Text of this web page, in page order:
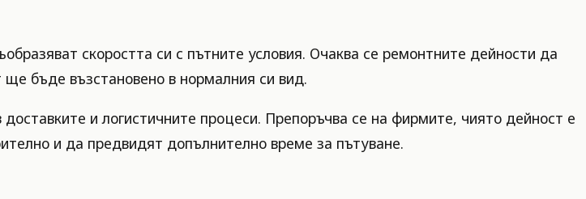
скоростта си с пътните условия. Очаква се ремонтните дейности да
бъде възстановено в нормалния си вид.
и логистичните процеси. Препоръчва се на фирмите, чиято дейност е
и да предвидят допълнително време за пътуване.